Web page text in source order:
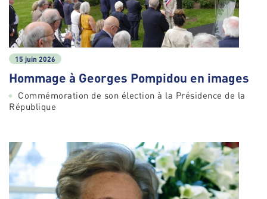
15 juin 2026
Hommage à Georges Pompidou en images
Commémoration de son élection à la Présidence de la
République